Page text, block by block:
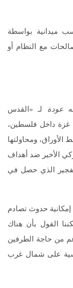
ميدانية بواسطة
مع النظام أو
عودة لـ «القدس
غزة داخل فلسطين،
ومحاولتها
الأخير ضد أهداف
الذي حصل في
حدوث تصادم
القول بأن هناك
من حاجة الطرفين
على شمال غرب